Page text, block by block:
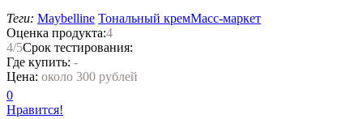
Теги: Maybelline Тональный кремМасс-маркет
Оценка продукта:4
4/5Срок тестирования:
Где купить: -
Цена: около 300 рублей
0
Нравится!